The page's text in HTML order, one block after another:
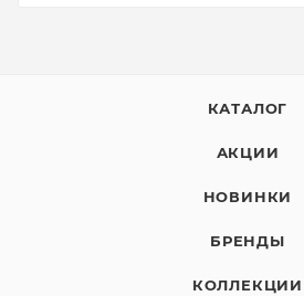
КАТАЛОГ
АКЦИИ
НОВИНКИ
БРЕНДЫ
КОЛЛЕКЦИИ